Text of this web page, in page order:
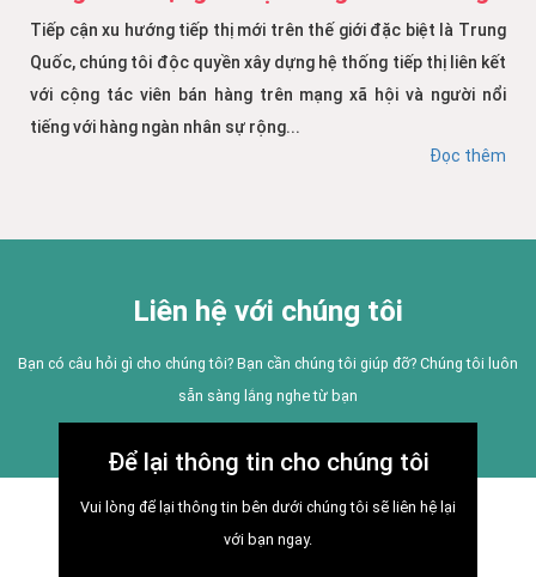
Tiếp cận xu hướng tiếp thị mới trên thế giới đặc biệt là Trung
Quốc, chúng tôi độc quyền xây dựng hệ thống tiếp thị liên kết
với cộng tác viên bán hàng trên mạng xã hội và người nổi
tiếng với hàng ngàn nhân sự rộng...
Đọc thêm
Liên hệ với chúng tôi
Bạn có câu hỏi gì cho chúng tôi? Bạn cần chúng tôi giúp đỡ? Chúng tôi luôn
sẵn sàng lắng nghe từ bạn
Để lại thông tin cho chúng tôi
Vui lòng để lại thông tin bên dưới chúng tôi sẽ liên hệ lại
với bạn ngay.